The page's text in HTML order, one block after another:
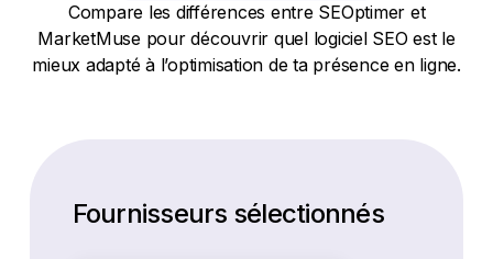
Compare les différences entre SEOptimer et
MarketMuse pour découvrir quel logiciel SEO est le
mieux adapté à l’optimisation de ta présence en ligne.
Fournisseurs sélectionnés